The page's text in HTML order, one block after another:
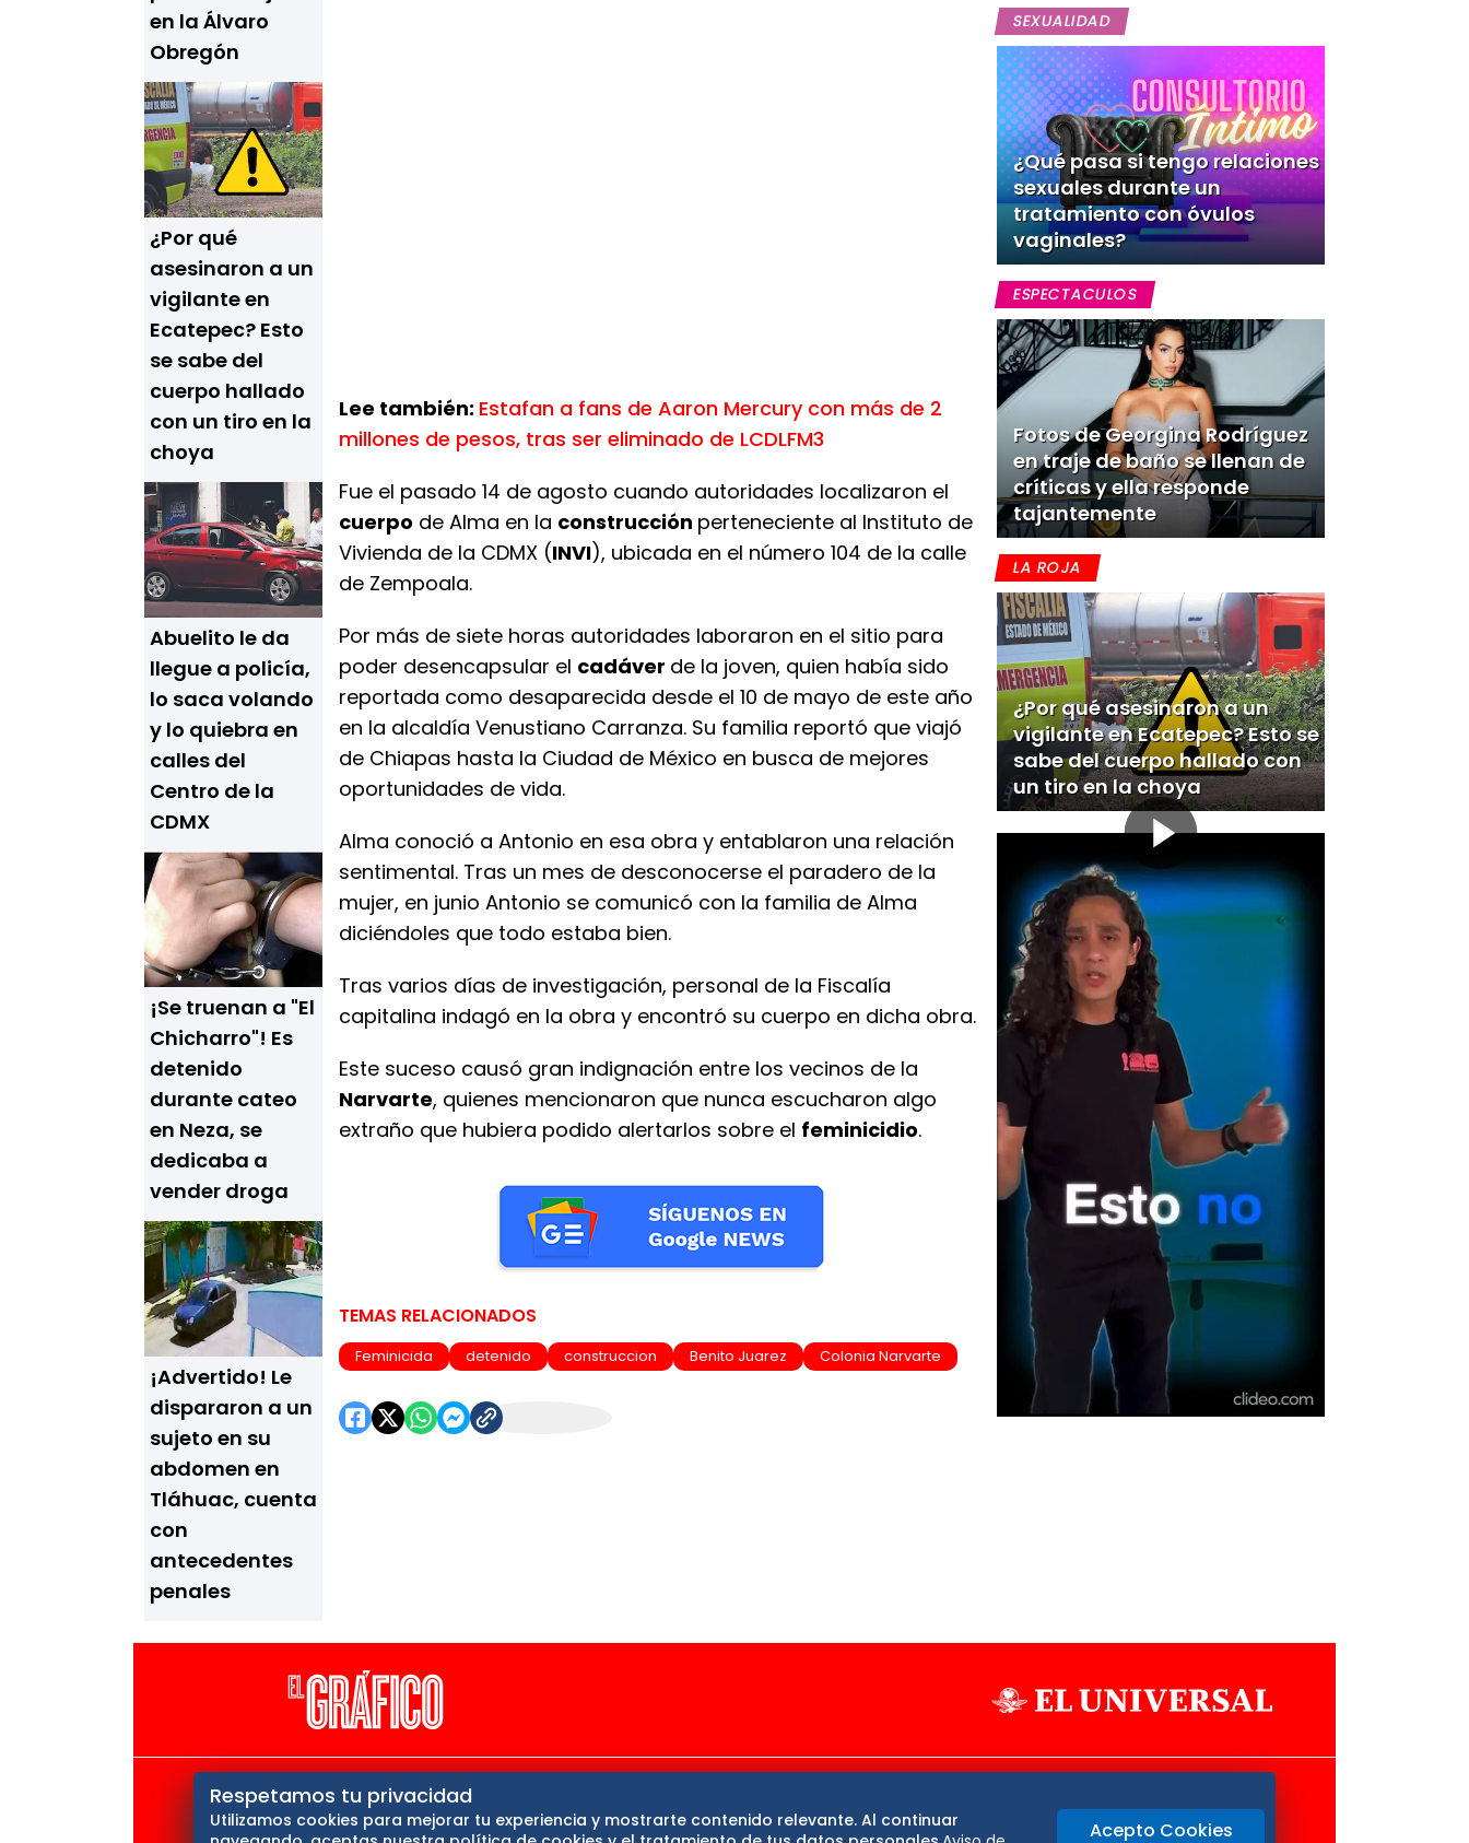
en la Álvaro
Obregón
¿Por qué
asesinaron a un
vigilante en
Ecatepec? Esto
se sabe del
cuerpo hallado
con un tiro en la
choya
Abuelito le da
llegue a policía,
lo saca volando
y lo quiebra en
calles del
Centro de la
CDMX
¡Se truenan a "El
Chicharro"! Es
detenido
durante cateo
en Neza, se
dedicaba a
vender droga
¡Advertido! Le
dispararon a un
sujeto en su
abdomen en
Tláhuac, cuenta
con
antecedentes
penales
Lee también: Estafan a fans de Aaron Mercury con más de 2
millones de pesos, tras ser eliminado de LCDLFM3
Fue el pasado 14 de agosto cuando autoridades localizaron el
cuerpo de Alma en la construcción perteneciente al Instituto de
Vivienda de la CDMX (INVI), ubicada en el número 104 de la calle
de Zempoala.
Por más de siete horas autoridades laboraron en el sitio para
poder desencapsular el cadáver de la joven, quien había sido
reportada como desaparecida desde el 10 de mayo de este año
en la alcaldía Venustiano Carranza. Su familia reportó que viajó
de Chiapas hasta la Ciudad de México en busca de mejores
oportunidades de vida.
Alma conoció a Antonio en esa obra y entablaron una relación
sentimental. Tras un mes de desconocerse el paradero de la
mujer, en junio Antonio se comunicó con la familia de Alma
diciéndoles que todo estaba bien.
Tras varios días de investigación, personal de la Fiscalía
capitalina indagó en la obra y encontró su cuerpo en dicha obra.
Este suceso causó gran indignación entre los vecinos de la
Narvarte, quienes mencionaron que nunca escucharon algo
extraño que hubiera podido alertarlos sobre el feminicidio.
TEMAS RELACIONADOS
Feminicida detenido construccion Benito Juarez Colonia Narvarte
SEXUALIDAD
¿Qué pasa si tengo relaciones
sexuales durante un
tratamiento con óvulos
vaginales?
ESPECTACULOS
Fotos de Georgina Rodríguez
en traje de baño se llenan de
críticas y ella responde
tajantemente
LA ROJA
¿Por qué asesinaron a un
vigilante en Ecatepec? Esto se
sabe del cuerpo hallado con
un tiro en la choya
El Universal Vive USA Clase
Respetamos tu privacidad
Utilizamos cookies para mejorar tu experiencia y mostrarte contenido relevante. Al continuar
Acepto Cookies